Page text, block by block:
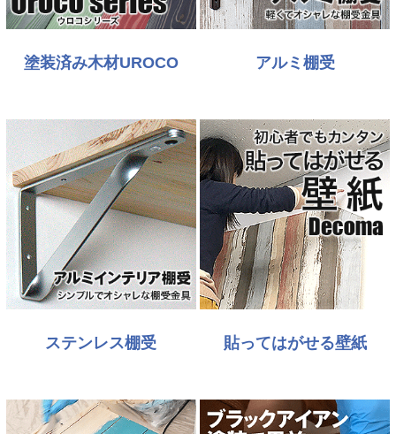
塗装済み木材UROCO アルミ棚受
ステンレス棚受 貼ってはがせる壁紙